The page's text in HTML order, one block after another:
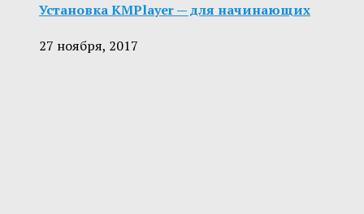
Установка KMPlayer — для начинающих
27 ноября, 2017